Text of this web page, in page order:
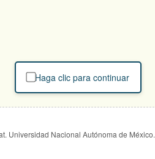
Haga clic para continuar
Universidad Nacional Autónoma de México.